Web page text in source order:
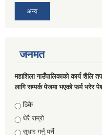
अन्य
जनमत
महाशिला गाउँपालिकाको कार्य शैलि
लागि सम्पर्क पेजमा भएको फर्म भरेर
Choices
ठिकै
धेरै राम्रो
सुधार गर्नु पर्ने